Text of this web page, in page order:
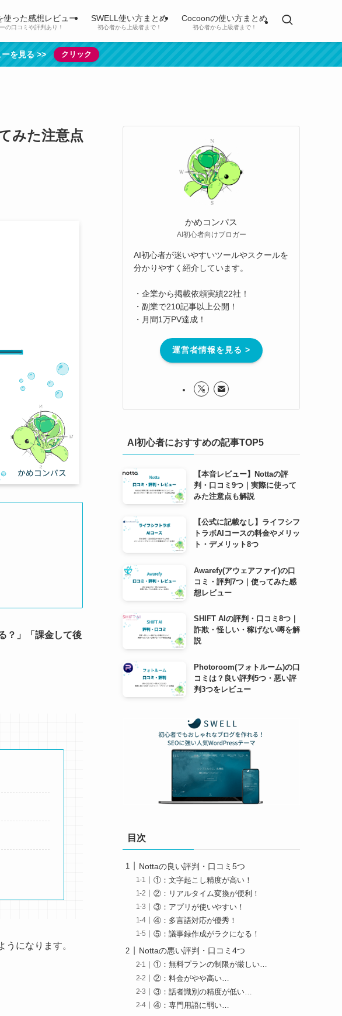
使った感想レビュー
の口コミや評判あり！
SWELL使い方まとめ
初心者から上級者まで！
Cocoonの使い方まとめ
初心者から上級者まで！
を見る >> クリック
みた注意点
？」「課金して後
うになります。
かめコンパス
AI初心者向けブロガー
AI初心者が迷いやすいツールやスクールを
分かりやすく紹介しています。
・企業から掲載依頼実績22社！
・副業で210記事以上公開！
・月間1万PV達成！
運営者情報を見る >
AI初心者におすすめの記事TOP5
【本音レビュー】Nottaの評
判・口コミ9つ｜実際に使って
みた注意点も解説
【公式に記載なし】ライフシフ
トラボAIコースの料金やメリッ
ト・デメリット8つ
Awarefy(アウェアファイ)の口
コミ・評判7つ｜使ってみた感
想レビュー
SHIFT AIの評判・口コミ8つ｜
詐欺・怪しい・稼げない噂を解
説
Photoroom(フォトルーム)の口
コミは？良い評判5つ・悪い評
判3つをレビュー
目次
Nottaの良い評判・口コミ5つ
①：文字起こし精度が高い！
②：リアルタイム変換が便利！
③：アプリが使いやすい！
④：多言語対応が優秀！
⑤：議事録作成がラクになる！
Nottaの悪い評判・口コミ4つ
①：無料プランの制限が厳しい…
②：料金がやや高い…
③：話者識別の精度が低い…
④：専門用語に弱い…